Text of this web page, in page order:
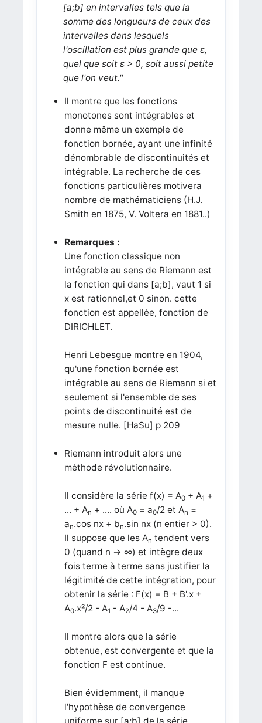
[a;b] en intervalles tels que la
somme des longueurs de ceux des
intervalles dans lesquels
l'oscillation est plus grande que ε,
quel que soit ε > 0, soit aussi petite
que l'on veut."
Il montre que les fonctions
monotones sont intégrables et
donne même un exemple de
fonction bornée, ayant une infinité
dénombrable de discontinuités et
intégrable. La recherche de ces
fonctions particulières motivera
nombre de mathématiciens (H.J.
Smith en 1875, V. Voltera en 1881..)
Remarques :
Une fonction classique non
intégrable au sens de Riemann est
la fonction qui dans [a;b], vaut 1 si
x est rationnel,et 0 sinon. cette
fonction est appellée, fonction de
DIRICHLET.
Henri Lebesgue montre en 1904,
qu'une fonction bornée est
intégrable au sens de Riemann si et
seulement si l'ensemble de ses
points de discontinuité est de
mesure nulle. [HaSu] p 209
Riemann introduit alors une
méthode révolutionnaire.
Il considère la série f(x) = A0+ A1 +
... + An + .... où A0= a0/2 et An =
an.cos nx + bn.sin nx (n entier > 0).
Il suppose que les An tendent vers
0 (quand n → ∞) et intègre deux
fois terme à terme sans justifier la
légitimité de cette intégration, pour
obtenir la série : F(x) = B + B'.x +
A0.x²/2 - A1 - A2/4 - A3/9 -...
Il montre alors que la série
obtenue, est convergente et que la
fonction F est continue.
Bien évidemment, il manque
l'hypothèse de convergence